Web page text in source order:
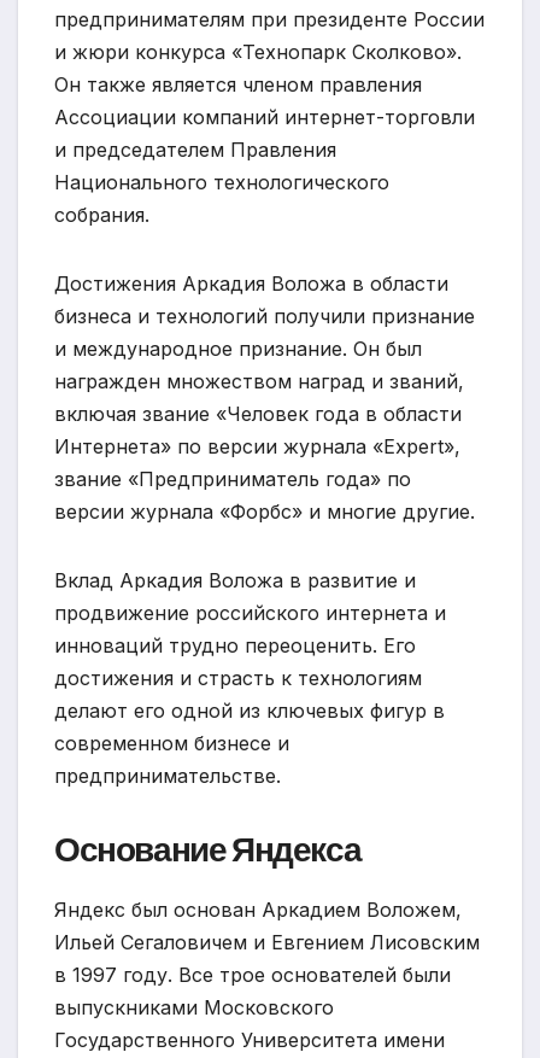
предпринимателям при президенте России
и жюри конкурса «Технопарк Сколково».
Он также является членом правления
Ассоциации компаний интернет-торговли
и председателем Правления
Национального технологического
собрания.
Достижения Аркадия Воложа в области
бизнеса и технологий получили признание
и международное признание. Он был
награжден множеством наград и званий,
включая звание «Человек года в области
Интернета» по версии журнала «Expert»,
звание «Предприниматель года» по
версии журнала «Форбс» и многие другие.
Вклад Аркадия Воложа в развитие и
продвижение российского интернета и
инноваций трудно переоценить. Его
достижения и страсть к технологиям
делают его одной из ключевых фигур в
современном бизнесе и
предпринимательстве.
Основание Яндекса
Яндекс был основан Аркадием Воложем,
Ильей Сегаловичем и Евгением Лисовским
в 1997 году. Все трое основателей были
выпускниками Московского
Государственного Университета имени